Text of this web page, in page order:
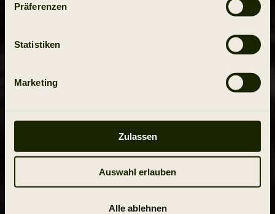
Präferenzen
Statistiken
Marketing
Zulassen
Auswahl erlauben
Alle ablehnen